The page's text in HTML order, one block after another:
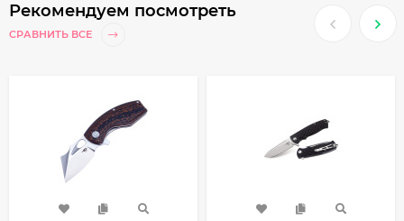
Рекомендуем посмотреть
СРАВНИТЬ ВСЕ